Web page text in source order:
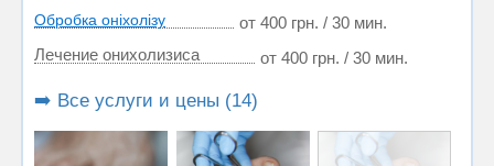
Обробка оніхолізу
от 400 грн. / 30 мин.
Лечение онихолизиса
от 400 грн. / 30 мин.
➡️ Все услуги и цены (14)